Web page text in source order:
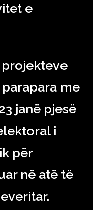
e
projekteve
me
janë pjesë
i
për
në atë të